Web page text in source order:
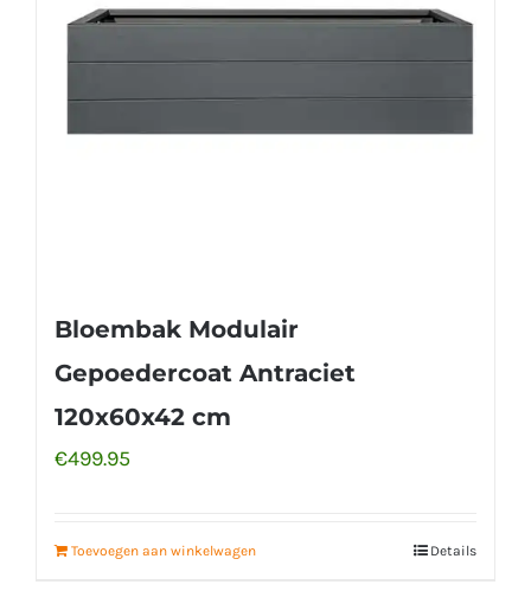
Bloembak Modulair
Gepoedercoat Antraciet
120x60x42 cm
€499.95
Toevoegen aan winkelwagen Details